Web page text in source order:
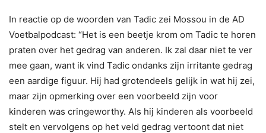
In reactie op de woorden van Tadic zei Mossou in de AD
Voetbalpodcast: “Het is een beetje krom om Tadic te horen
praten over het gedrag van anderen. Ik zal daar niet te ver
mee gaan, want ik vind Tadic ondanks zijn irritante gedrag
een aardige figuur. Hij had grotendeels gelijk in wat hij zei,
maar zijn opmerking over een voorbeeld zijn voor
kinderen was cringeworthy. Als hij kinderen als voorbeeld
stelt en vervolgens op het veld gedrag vertoont dat niet